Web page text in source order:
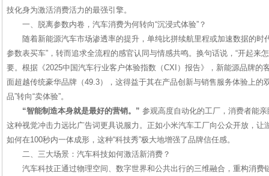
技化身为激活消费活力的最强引擎。
一、脱离参数内卷，汽车消费为何转向“沉浸式体验”？
随着新能源汽车市场渗透率的提升，单纯比拼续航里程或加速数据的时
参数表买车”，转而追求全流程的感官认同与情感共鸣。换句话说，“开起来
要。根据《2025中国汽车行业客户体验指数（CXI）报告》，新能源品牌的
面超越传统豪华品牌（49.3），这得益于其在产品创新与销售服务体验上的
品”转向“卖体验”。
“智能制造本身就是最好的营销。” 参观高度自动化的工厂，消费者能
这种视觉冲击力远比广告词更具说服力。正如小米汽车工厂向公众开放，让
如何在100秒内一体成形，这种“科技秀”极大地增强了品牌信任感。
二、三大场景：汽车科技如何激活新消费？
汽车科技正通过物理空间、数字世界和公共出行的三维融合，重构消费